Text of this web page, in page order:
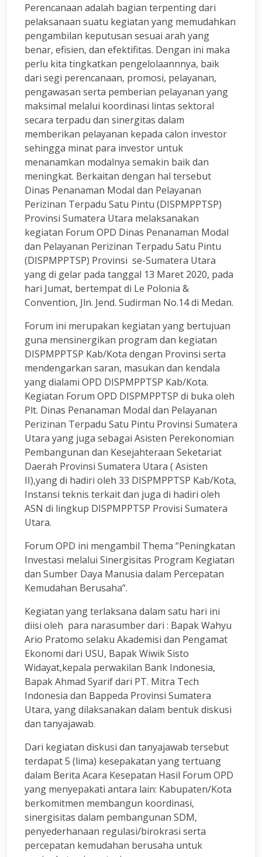
Perencanaan adalah bagian terpenting dari
pelaksanaan suatu kegiatan yang memudahkan
pengambilan keputusan sesuai arah yang
benar, efisien, dan efektifitas. Dengan ini maka
perlu kita tingkatkan pengelolaannnya, baik
dari segi perencanaan, promosi, pelayanan,
pengawasan serta pemberian pelayanan yang
maksimal melalui koordinasi lintas sektoral
secara terpadu dan sinergitas dalam
memberikan pelayanan kepada calon investor
sehingga minat para investor untuk
menanamkan modalnya semakin baik dan
meningkat. Berkaitan dengan hal tersebut
Dinas Penanaman Modal dan Pelayanan
Perizinan Terpadu Satu Pintu (DISPMPPTSP)
Provinsi Sumatera Utara melaksanakan
kegiatan Forum OPD Dinas Penanaman Modal
dan Pelayanan Perizinan Terpadu Satu Pintu
(DISPMPPTSP) Provinsi se-Sumatera Utara
yang di gelar pada tanggal 13 Maret 2020, pada
hari Jumat, bertempat di Le Polonia &
Convention, Jln. Jend. Sudirman No.14 di Medan.
Forum ini merupakan kegiatan yang bertujuan
guna mensinergikan program dan kegiatan
DISPMPPTSP Kab/Kota dengan Provinsi serta
mendengarkan saran, masukan dan kendala
yang dialami OPD DISPMPPTSP Kab/Kota.
Kegiatan Forum OPD DISPMPPTSP di buka oleh
Plt. Dinas Penanaman Modal dan Pelayanan
Perizinan Terpadu Satu Pintu Provinsi Sumatera
Utara yang juga sebagai Asisten Perekonomian
Pembangunan dan Kesejahteraan Seketariat
Daerah Provinsi Sumatera Utara ( Asisten
II),yang di hadiri oleh 33 DISPMPPTSP Kab/Kota,
Instansi teknis terkait dan juga di hadiri oleh
ASN di lingkup DISPMPPTSP Provisi Sumatera
Utara.
Forum OPD ini mengambil Thema “Peningkatan
Investasi melalui Sinergisitas Program Kegiatan
dan Sumber Daya Manusia dalam Percepatan
Kemudahan Berusaha”.
Kegiatan yang terlaksana dalam satu hari ini
diisi oleh para narasumber dari : Bapak Wahyu
Ario Pratomo selaku Akademisi dan Pengamat
Ekonomi dari USU, Bapak Wiwik Sisto
Widayat,kepala perwakilan Bank Indonesia,
Bapak Ahmad Syarif dari PT. Mitra Tech
Indonesia dan Bappeda Provinsi Sumatera
Utara, yang dilaksanakan dalam bentuk diskusi
dan tanyajawab.
Dari kegiatan diskusi dan tanyajawab tersebut
terdapat 5 (lima) kesepakatan yang tertuang
dalam Berita Acara Kesepatan Hasil Forum OPD
yang menyepakati antara lain: Kabupaten/Kota
berkomitmen membangun koordinasi,
sinergisitas dalam pembangunan SDM,
penyederhanaan regulasi/birokrasi serta
percepatan kemudahan berusaha untuk